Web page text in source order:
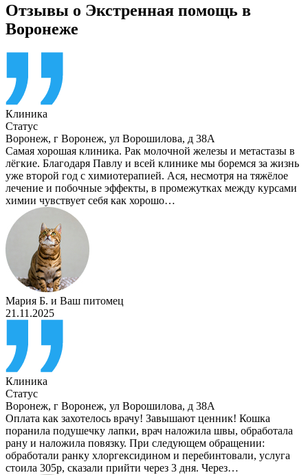
Отзывы о Экстренная помощь в
Воронеже
Клиника
Статус
Воронеж, г Воронеж, ул Ворошилова, д 38А
Самая хорошая клиника. Рак молочной железы и метастазы в
лёгкие. Благодаря Павлу и всей клинике мы боремся за жизнь
уже второй год с химиотерапией. Ася, несмотря на тяжёлое
лечение и побочные эффекты, в промежутках между курсами
химии чувствует себя как хорошо…
Мария Б. и Ваш питомец
21.11.2025
Клиника
Статус
Воронеж, г Воронеж, ул Ворошилова, д 38А
Оплата как захотелось врачу! Завышают ценник! Кошка
поранила подушечку лапки, врач наложила швы, обработала
рану и наложила повязку. При следующем обращении:
обработали ранку хлоргексидином и перебинтовали, услуга
стоила 305р, сказали прийти через 3 дня. Через…